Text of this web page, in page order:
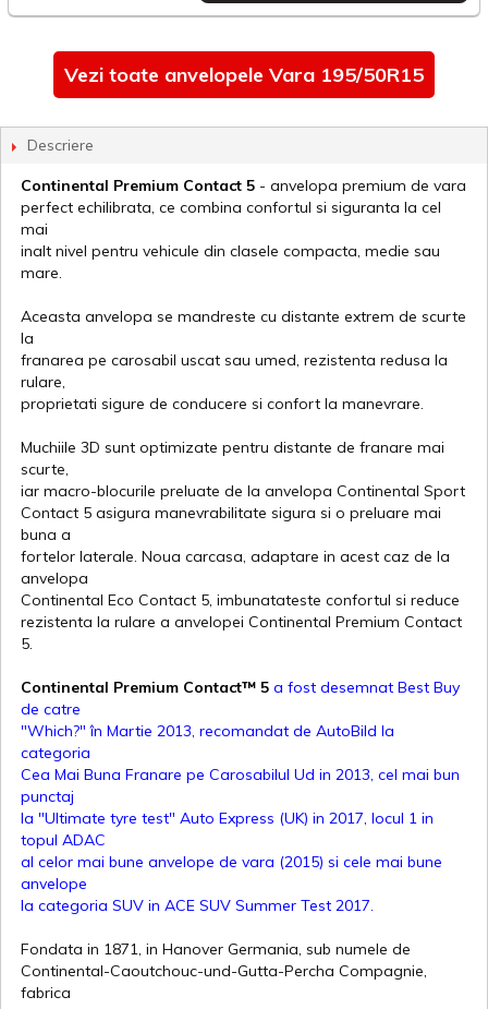
Vezi toate anvelopele Vara 195/50R15
Descriere
Continental Premium Contact 5 - anvelopa premium de vara
perfect echilibrata, ce combina confortul si siguranta la cel
mai
inalt nivel pentru vehicule din clasele compacta, medie sau
mare.
Aceasta anvelopa se mandreste cu distante extrem de scurte
la
franarea pe carosabil uscat sau umed, rezistenta redusa la
rulare,
proprietati sigure de conducere si confort la manevrare.
Muchiile 3D sunt optimizate pentru distante de franare mai
scurte,
iar macro-blocurile preluate de la anvelopa Continental Sport
Contact 5 asigura manevrabilitate sigura si o preluare mai
buna a
fortelor laterale. Noua carcasa, adaptare in acest caz de la
anvelopa
Continental Eco Contact 5, imbunatateste confortul si reduce
rezistenta la rulare a anvelopei Continental Premium Contact
5.
Continental Premium Contact™ 5 a fost desemnat Best Buy
de catre
"Which?" în Martie 2013, recomandat de AutoBild la
categoria
Cea Mai Buna Franare pe Carosabilul Ud in 2013, cel mai bun
punctaj
la "Ultimate tyre test" Auto Express (UK) in 2017, locul 1 in
topul ADAC
al celor mai bune anvelope de vara (2015) si cele mai bune
anvelope
la categoria SUV in ACE SUV Summer Test 2017.
Fondata in 1871, in Hanover Germania, sub numele de
Continental-Caoutchouc-und-Gutta-Percha Compagnie,
fabrica